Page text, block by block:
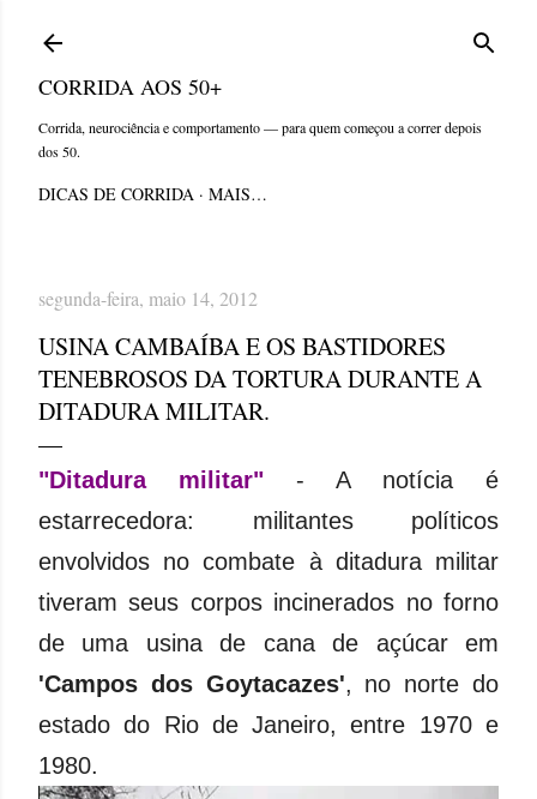
CORRIDA AOS 50+
Corrida, neurociência e comportamento — para quem começou a correr depois
dos 50.
DICAS DE CORRIDA MAIS…
segunda-feira, maio 14, 2012
USINA CAMBAÍBA E OS BASTIDORES
TENEBROSOS DA TORTURA DURANTE A
DITADURA MILITAR.
"Ditadura militar" - A notícia é
estarrecedora: militantes políticos
envolvidos no combate à ditadura militar
tiveram seus corpos incinerados no forno
de uma usina de cana de açúcar em
'Campos dos Goytacazes', no norte do
estado do Rio de Janeiro, entre 1970 e
1980.